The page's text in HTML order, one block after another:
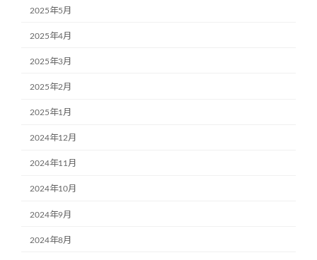
2025年5月
2025年4月
2025年3月
2025年2月
2025年1月
2024年12月
2024年11月
2024年10月
2024年9月
2024年8月